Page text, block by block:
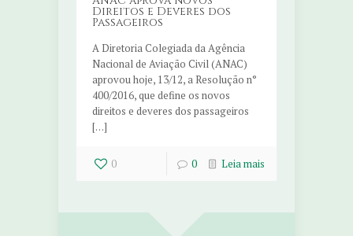
Direitos e Deveres dos
Passageiros
A Diretoria Colegiada da Agência
Nacional de Aviação Civil (ANAC)
aprovou hoje, 13/12, a Resolução n°
400/2016, que define os novos
direitos e deveres dos passageiros
[…]
0 0 Leia mais